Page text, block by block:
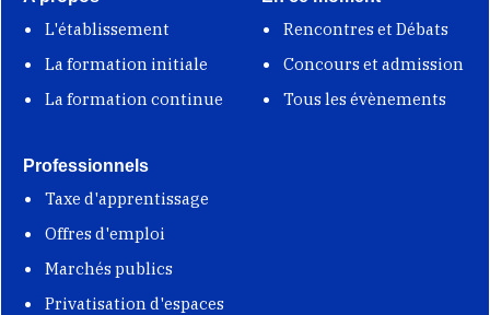
L'établissement
La formation initiale
La formation continue
Rencontres et Débats
Concours et admission
Tous les évènements
Professionnels
Taxe d'apprentissage
Offres d'emploi
Marchés publics
Privatisation d'espaces